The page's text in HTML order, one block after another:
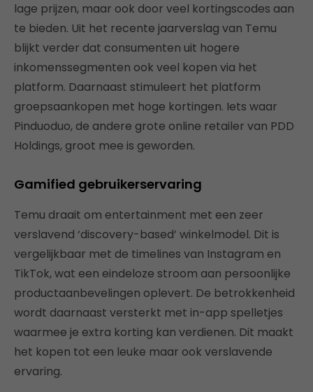
lage prijzen, maar ook door veel kortingscodes aan
te bieden. Uit het recente jaarverslag van Temu
blijkt verder dat consumenten uit hogere
inkomenssegmenten ook veel kopen via het
platform. Daarnaast stimuleert het platform
groepsaankopen met hoge kortingen. Iets waar
Pinduoduo, de andere grote online retailer van PDD
Holdings, groot mee is geworden.
Gamified gebruikerservaring
Temu draait om entertainment met een zeer
verslavend ‘discovery-based’ winkelmodel. Dit is
vergelijkbaar met de timelines van Instagram en
TikTok, wat een eindeloze stroom aan persoonlijke
productaanbevelingen oplevert. De betrokkenheid
wordt daarnaast versterkt met in-app spelletjes
waarmee je extra korting kan verdienen. Dit maakt
het kopen tot een leuke maar ook verslavende
ervaring.